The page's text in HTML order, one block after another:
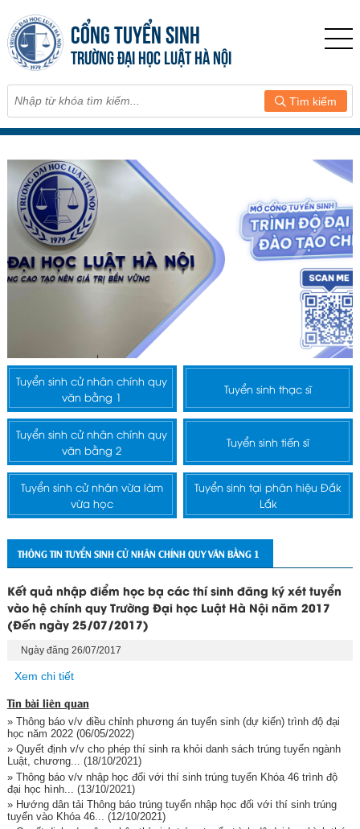
CỔNG TUYỂN SINH
TRƯỜNG ĐẠI HỌC LUẬT HÀ NỘI
Tìm kiếm
Tuyển sinh cử nhân chính quy
văn bằng 1
Tuyển sinh thạc sĩ
Tuyển sinh cử nhân chính quy
văn bằng 2
Tuyển sinh tiến sĩ
Tuyển sinh cử nhân vừa làm
vừa học
Tuyển sinh tại phân hiệu Đắk
Lắk
THÔNG TIN TUYỂN SINH CỬ NHÂN CHÍNH QUY VĂN BẰNG 1
Kết quả nhập điểm học bạ các thí sinh đăng ký xét tuyển
vào hệ chính quy Trường Đại học Luật Hà Nội năm 2017
(Đến ngày 25/07/2017)
Ngày đăng 26/07/2017
Xem chi tiết
Tin bài liên quan
» Thông báo v/v điều chỉnh phương án tuyển sinh (dự kiến) trình độ đại
học năm 2022(06/05/2022)
» Quyết định v/v cho phép thí sinh ra khỏi danh sách trúng tuyển ngành
Luật, chương... (18/10/2021)
» Thông báo v/v nhập học đối với thí sinh trúng tuyển Khóa 46 trình độ
đại học hình...
(13/10/2021)
» Hướng dân tải Thông báo trúng tuyển nhập học đối với thí sinh trúng
tuyển vào Khóa 46... (12/10/2021)